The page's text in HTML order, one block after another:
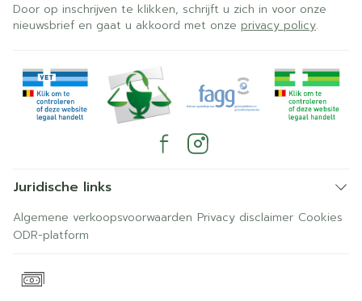
Door op inschrijven te klikken, schrijft u zich in voor onze
nieuwsbrief en gaat u akkoord met onze privacy policy.
Juridische links
Algemene verkoopsvoorwaarden Privacy disclaimer Cookies
ODR-platform